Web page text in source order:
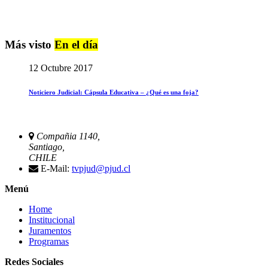
Más visto En el día
12 Octubre 2017
Noticiero Judicial: Cápsula Educativa – ¿Qué es una foja?
Compañia 1140,
Santiago,
CHILE
E-Mail: tvpjud@pjud.cl
Menú
Home
Institucional
Juramentos
Programas
Redes Sociales